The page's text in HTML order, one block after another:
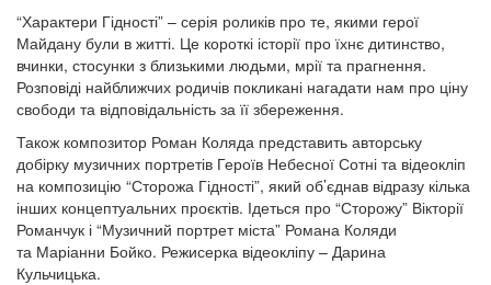
“Характери Гідності” – серія роликів про те, якими герої
Майдану були в житті. Це короткі історії про їхнє дитинство,
вчинки, стосунки з близькими людьми, мрії та прагнення.
Розповіді найближчих родичів покликані нагадати нам про ціну
свободи та відповідальність за її збереження.
Також композитор Роман Коляда представить авторську
добірку музичних портретів Героїв Небесної Сотні та відеокліп
на композицію “Сторожа Гідності”, який об’єднав відразу кілька
інших концептуальних проєктів. Ідеться про “Сторожу” Вікторії
Романчук і “Музичний портрет міста” Романа Коляди
та Маріанни Бойко. Режисерка відеокліпу – Дарина
Кульчицька.